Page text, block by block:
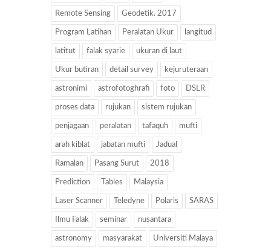
Remote Sensing Geodetik. 2017
Program Latihan Peralatan Ukur langitud
latitut falak syarie ukuran di laut
Ukur butiran detail survey kejuruteraan
astronimi astrofotoghrafi foto DSLR
proses data rujukan sistem rujukan
penjagaan peralatan tafaquh mufti
arah kiblat jabatan mufti Jadual
Ramalan Pasang Surut 2018
Prediction Tables Malaysia
Laser Scanner Teledyne Polaris SARAS
Ilmu Falak seminar nusantara
astronomy masyarakat Universiti Malaya